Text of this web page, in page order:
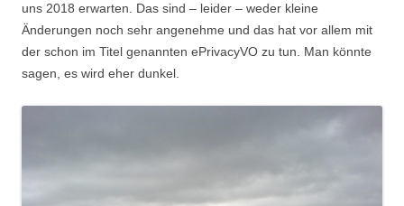
uns 2018 erwarten. Das sind – leider – weder kleine
Änderungen noch sehr angenehme und das hat vor allem mit
der schon im Titel genannten ePrivacyVO zu tun. Man könnte
sagen, es wird eher dunkel.